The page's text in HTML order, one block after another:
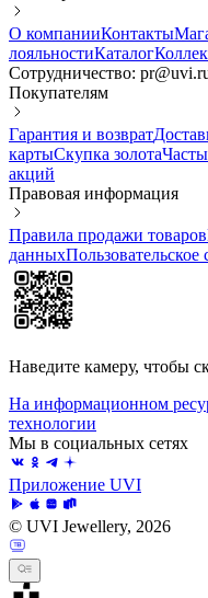
О компанииКонтакты
лояльностиКаталог
Сотрудничество:
Покупателям
Гарантия и возврат
картыСкупка золота
акций
Правовая информация
Правила продажи товаров
данныхПользовательское
Наведите камеру, чтобы
На информационном
технологии
Мы в социальных сетях
Приложение UVI
© UVI Jewellery, 2026